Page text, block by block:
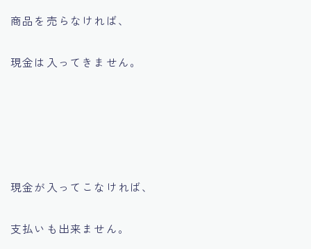
商品を売らなければ、
現金は入ってきません。
現金が入ってこなければ、
支払いも出来ません。